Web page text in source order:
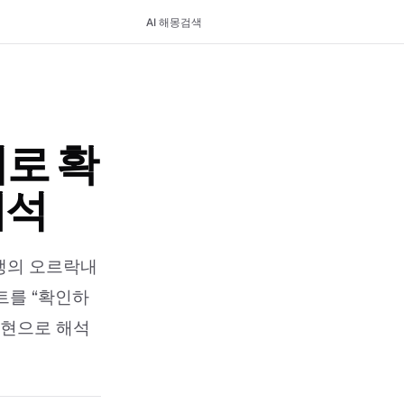
AI 해몽검색
확
오르락내
를 “확인하
으로 해석